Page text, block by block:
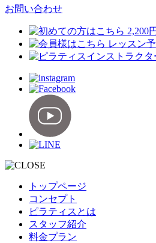
お問い合わせ
トップページ
コンセプト
ピラティスとは
スタッフ紹介
料金プラン